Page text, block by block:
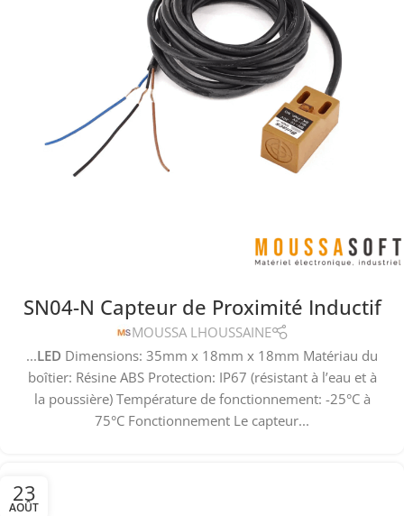
SN04-N Capteur de Proximité Inductif
MOUSSA LHOUSSAINE
...LED Dimensions: 35mm x 18mm x 18mm Matériau du
boîtier: Résine ABS Protection: IP67 (résistant à l’eau et à
la poussière) Température de fonctionnement: -25°C à
75°C Fonctionnement Le capteur...
23
AOÛT